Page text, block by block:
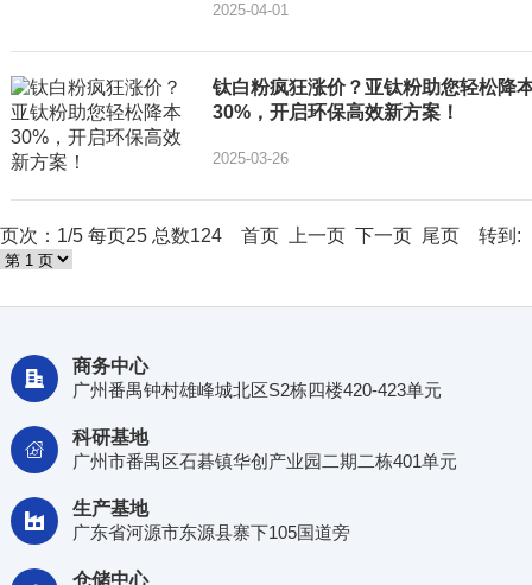
2025-04-01
钛白粉疯狂涨价？亚钛粉助您轻松降
30%，开启环保高效新方案！
2025-03-26
页次：1/5 每页25 总数124 首页 上一页 下一页 尾页 转到:

商务中心
广州番禺钟村雄峰城北区S2栋四楼420-423单元

科研基地
广州市番禺区石碁镇华创产业园二期二栋401单元

生产基地
广东省河源市东源县寨下105国道旁
仓储中心